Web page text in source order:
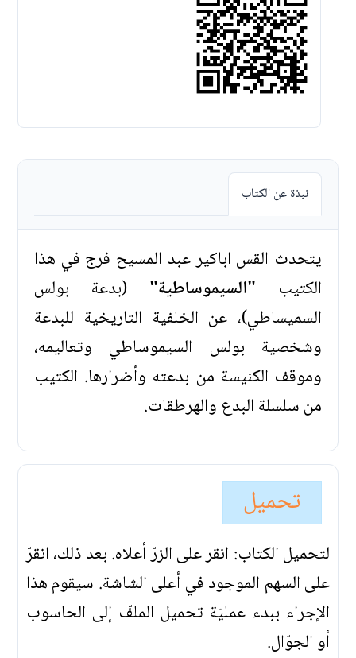
نبذة عن الكتاب
يتحدث القس اباكير عبد المسيح فرج في هذا
الكتيب "السيموساطية" (بدعة بولس
السميساطي)، عن الخلفية التاريخية للبدعة
وشخصية بولس السيموساطي وتعاليمه،
وموقف الكنيسة من بدعته وأضرارها. الكتيب
من سلسلة البدع والهرطقات.
تحميل
لتحميل الكتاب: انقر على الزرّ أعلاه. بعد ذلك، انقرّ
على السهم الموجود في أعلى الشاشة. سيقوم هذا
الإجراء ببدء عمليّة تحميل الملفّ إلى الحاسوب
أو الجوّال.